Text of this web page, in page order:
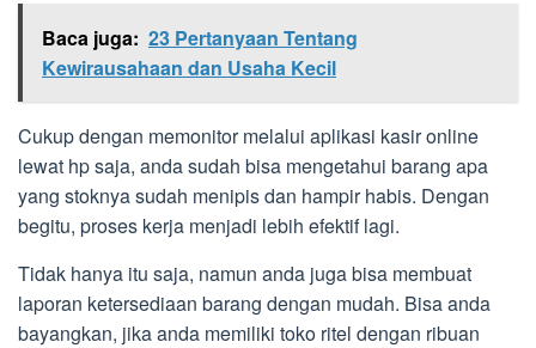
Baca juga: 23 Pertanyaan Tentang
Kewirausahaan dan Usaha Kecil
Cukup dengan memonitor melalui aplikasi kasir online
lewat hp saja, anda sudah bisa mengetahui barang apa
yang stoknya sudah menipis dan hampir habis. Dengan
begitu, proses kerja menjadi lebih efektif lagi.
Tidak hanya itu saja, namun anda juga bisa membuat
laporan ketersediaan barang dengan mudah. Bisa anda
bayangkan, jika anda memiliki toko ritel dengan ribuan